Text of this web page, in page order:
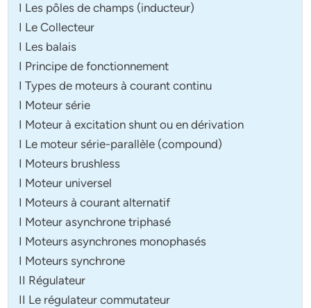
I Les pôles de champs (inducteur)
I Le Collecteur
I Les balais
I Principe de fonctionnement
I Types de moteurs à courant continu
I Moteur série
I Moteur à excitation shunt ou en dérivation
I Le moteur série-parallèle (compound)
I Moteurs brushless
I Moteur universel
I Moteurs à courant alternatif
I Moteur asynchrone triphasé
I Moteurs asynchrones monophasés
I Moteurs synchrone
II Régulateur
II Le régulateur commutateur